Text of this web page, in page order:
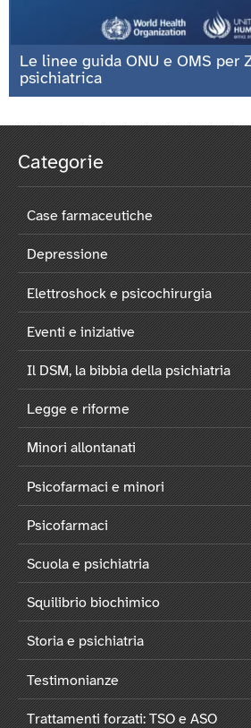
Le linee guida ONU e OMS per
psichiatrica
Categorie
Case farmaceutiche
Depressione
Elettroshock e psicochirurgia
Eventi e iniziative
Il DSM, la bibbia della psichiatria
Legge e riforme
Minori allontanati
Psicofarmaci e minori
Psicofarmaci
Scuola e psichiatria
Squilibrio biochimico
Storia e psichiatria
Testimonianze
Trattamenti forzati: TSO e ASO